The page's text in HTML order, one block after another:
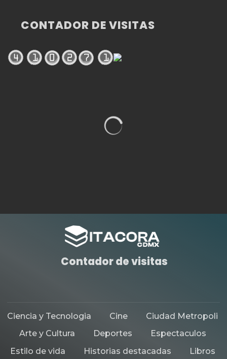
CONTADOR DE VISITAS
Contador de visitas
Ciencia y Tecnologia Cine
Ciudad Metropoli
Arte y Cultura
Deportes
Espectaculos
Estilo de vida
Historias destacadas Libros